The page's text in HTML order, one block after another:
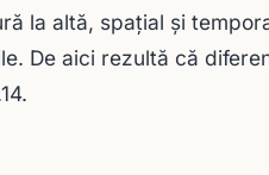
la altă, spaţial şi
De aici rezultă că